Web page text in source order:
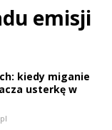
emisji
kiedy miganie
usterkę w